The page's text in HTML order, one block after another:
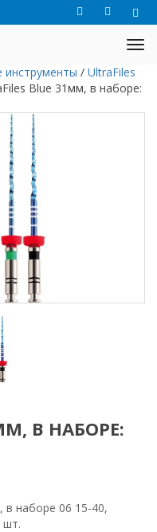
/ UltraFiles
Blue 31мм, в наборе:
В НАБОРЕ:
в наборе 06 15-40,
шт.